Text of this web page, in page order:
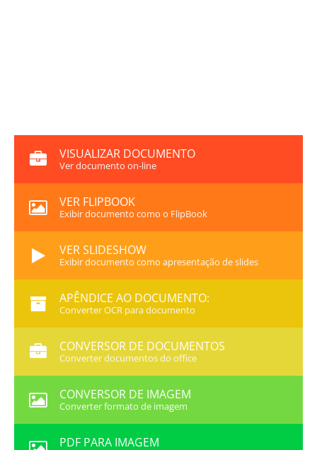
VISUALIZAR DOCUMENTO
Ver documento on-line
VER FLIPBOOK
Exibir documento como o FlipBook
VER SLIDESHOW
Exibir documento como apresentação de slides
APÊNDICE AO DOCUMENTO:
Converter OCR para documento
CONVERSOR DE DOCUMENTOS
Converter documentos do office
CONVERSOR DE IMAGEM
Converter formato de imagem
PDF PARA IMAGEM